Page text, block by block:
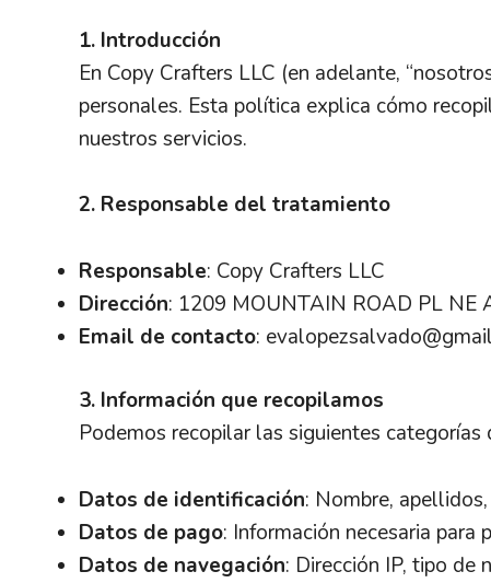
1. Introducción
En Copy Crafters LLC (en adelante,
personales. Esta política explica cómo
nuestros servicios.
2. Responsable del tratamiento
Responsable: Copy Crafters LLC
Dirección: 1209 MOUNTAIN ROAD PL NE
Email de contacto:
3. Información que recopilamos
Podemos recopilar las siguientes categorías
Datos de identificación: Nombre,
Datos de pago: Información necesaria
Datos de navegación: Dirección IP, tipo de